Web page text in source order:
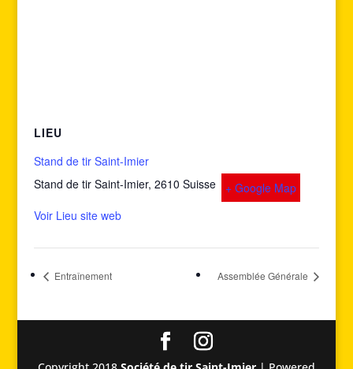
LIEU
Stand de tir Saint-Imier
Stand de tir Saint-Imier, 2610 Suisse
+ Google Map
Voir Lieu site web
Entraînement Assemblée Générale